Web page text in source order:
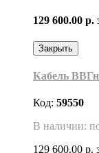
129 600.00 р.
Закрыть
Кабель
Код: 59550
В наличии:
129 600.00 р.